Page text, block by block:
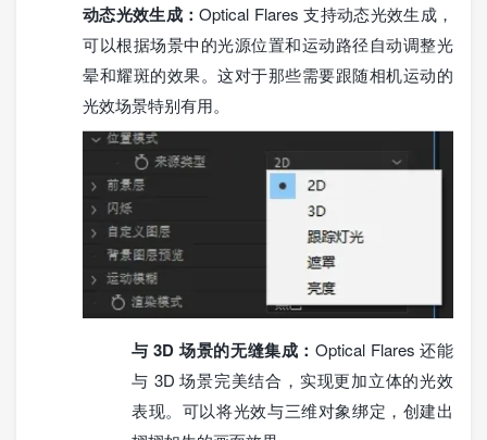
动态光效生成：Optical Flares 支持动态光效生成，
可以根据场景中的光源位置和运动路径自动调整光
晕和耀斑的效果。这对于那些需要跟随相机运动的
光效场景特别有用。
与 3D 场景的无缝集成：Optical Flares 还能
与 3D 场景完美结合，实现更加立体的光效
表现。可以将光效与三维对象绑定，创建出